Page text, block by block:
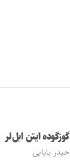
گوزگوده ایتن ایل‌لر
حیدر بابایی